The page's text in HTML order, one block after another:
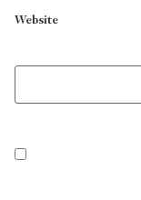
Website